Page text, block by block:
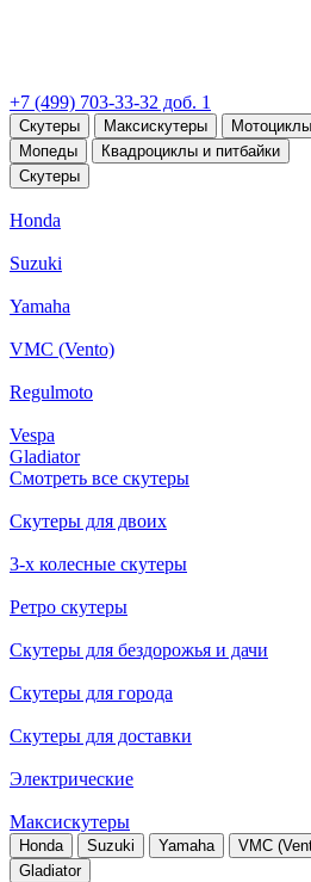
+7 (499) 703-33-32 доб. 1
Скутеры Максискутеры Мотоциклы
Мопеды
Квадроциклы и питбайки
Скутеры
Honda
Suzuki
Yamaha
VMC (Vento)
Regulmoto
Vespa
Gladiator
Смотреть все скутеры
Скутеры для двоих
3-х колесные скутеры
Ретро скутеры
Скутеры для бездорожья и дачи
Скутеры для города
Скутеры для доставки
Электрические
Максискутеры
Honda Suzuki Yamaha VMC
Gladiator